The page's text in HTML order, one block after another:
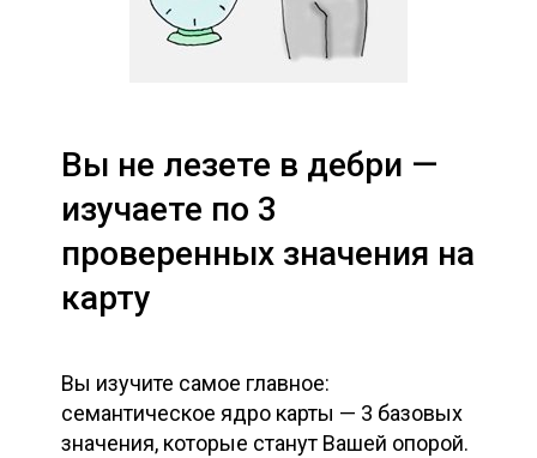
Вы не лезете в дебри —
изучаете по 3
проверенных значения на
карту
Вы изучите самое главное:
семантическое ядро карты — 3 базовых
значения, которые станут Вашей опорой.